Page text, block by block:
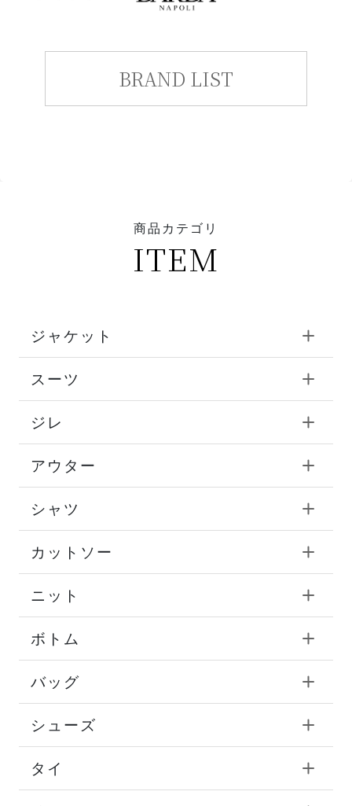
BRAND LIST
商品カテゴリ
ITEM
ジャケット
スーツ
ジレ
アウター
シャツ
カットソー
ニット
ボトム
バッグ
シューズ
タイ